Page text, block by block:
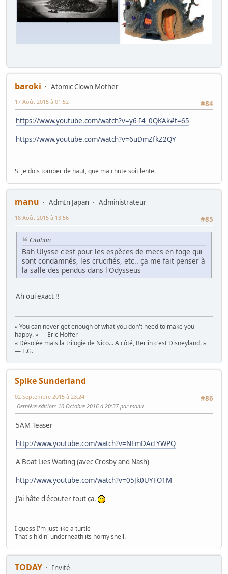
baroki
Atomic Clown Mother
#84
17 Août 2015 à 01:52
https://www.youtube.com/watch?v=y6-I4_0QKAk#t=65
https://www.youtube.com/watch?v=6uDmZfkZ2QY
Si je dois tomber de haut, que ma chute soit lente.
manu AdmIn Japan
Administrateur
#85
18 Août 2015 à 13:56
Citation
Bah Ulysse c'est pour les espèces de mecs en toge qui
sont condamnés, les crucifiés, etc.. ça me fait penser à
la salle des pendus dans l'Odysseus
Ah oui exact !!
« You can never get enough of what you don't need to make you
happy. » — Eric Hoffer
« Désolée mais la trilogie de Nico... A côté, Berlin c'est Disneyland. »
— E.G.
Spike Sunderland
#86
02 Septembre 2015 à 23:24
Dernière édition: 10 Octobre 2016 à 20:37 par manu
5AM Teaser
http://www.youtube.com/watch?v=NEmDAcIYWPQ
A Boat Lies Waiting (avec Crosby and Nash)
http://www.youtube.com/watch?v=05Jk0UYFO1M
J'ai hâte d'écouter tout ça.
I guess I'm just like a turtle
That's hidin' underneath its horny shell.
TODAY
Invité